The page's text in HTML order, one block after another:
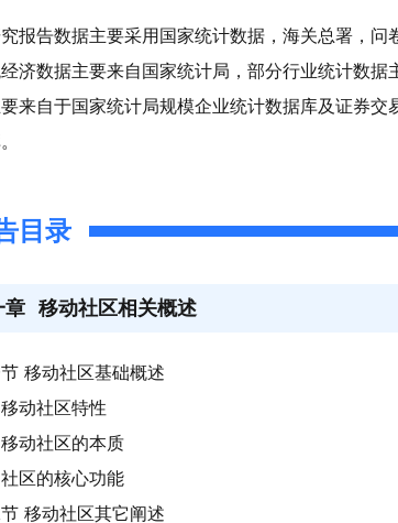
报告数据主要采用国家统计数据，海关总署，
经济数据主要来自国家统计局，部分行业统计数
要来自于国家统计局规模企业统计数据库及证券
目录
章 移动社区相关概述
移动社区基础概述
动社区特性
动社区的本质
区的核心功能
移动社区其它阐述